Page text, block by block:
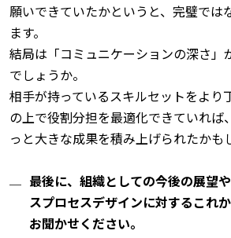
願いできていたかというと、完璧では
ます。
結局は「コミュニケーションの深さ」
でしょうか。
相手が持っているスキルセットをより
の上で役割分担を最適化できていれば
っと大きな成果を積み上げられたかも
最後に、組織としての今後の展望
スプロセスデザインに対するこれ
お聞かせください。